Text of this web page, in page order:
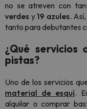
no se atreven con
verdes y 19 azules.
tanto para debutantes
¿Qué
pistas?
Uno de los servicios
material de esquí.
alquilar o comprar